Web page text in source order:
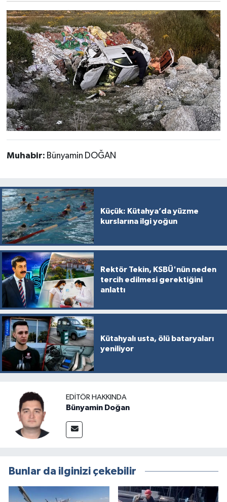
Muhabir: Bünyamin DOĞAN
Küçük: Kütahya’da yüzme
kurslarına ilgi yoğun
Rektör Tekin, KSBÜ'nün neden
tercih edilmesi gerektiğini
anlattı
Kütahyalı usta, ölü bataryaları
yeniliyor
EDITÖR HAKKINDA
Bünyamin Doğan
Bunlar da ilginizi çekebilir